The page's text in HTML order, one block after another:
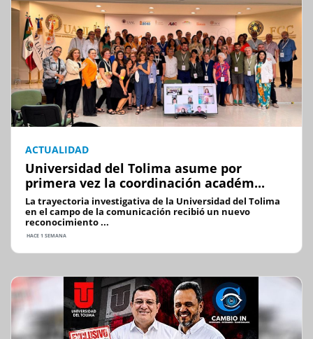
ACTUALIDAD
Universidad del Tolima asume por
primera vez la coordinación académ...
La trayectoria investigativa de la Universidad del Tolima
en el campo de la comunicación recibió un nuevo
reconocimiento ...
HACE 1 SEMANA